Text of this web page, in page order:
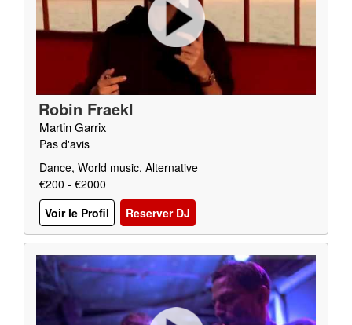
Robin Fraekl
Martin Garrix
Pas d'avis
Dance, World music, Alternative
€200 - €2000
Voir le Profil
Reserver DJ